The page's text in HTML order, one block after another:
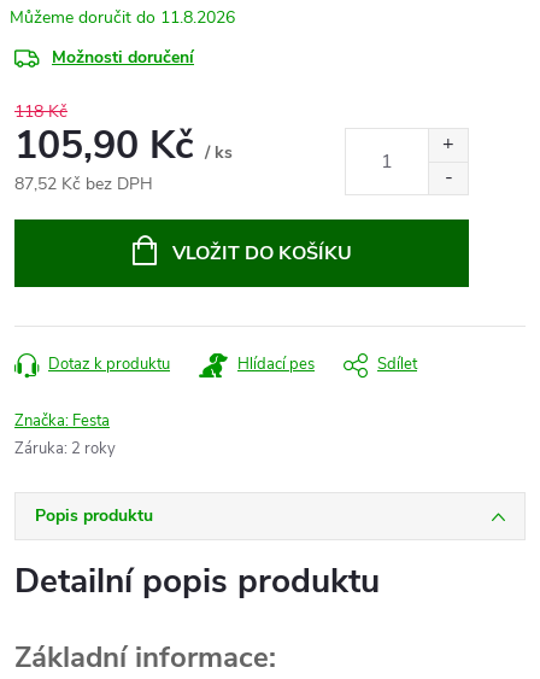
11.8.2026
Možnosti doručení
118 Kč
105,90 Kč / ks
87,52 Kč bez DPH
VLOŽIT DO KOŠÍKU
Dotaz k produktu Hlídací pes Sdílet
Značka: Festa
Záruka: 2 roky
Popis produktu
Detailní popis produktu
Základní informace: